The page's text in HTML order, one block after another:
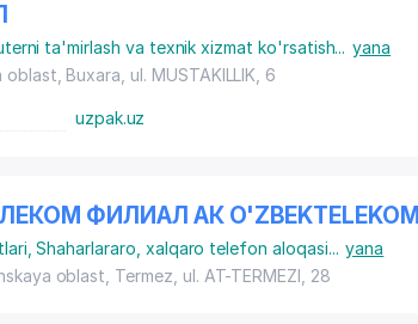
ta'mirlash va texnik xizmat ko'rsatish... yana
Buxara, ul. MUSTAKILLIK , 6
uzpak.uz
ФИЛИАЛ АК O'ZBEKTELEKOM
,Shaharlararo, xalqaro telefon aloqasi... yana
oblast, Termez, ul. AT-TERMEZI , 28